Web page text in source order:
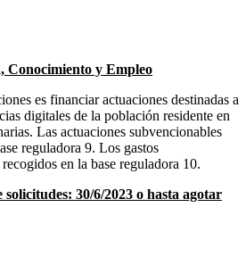
Conocimiento y Empleo
es financiar actuaciones destinadas a
digitales de la población residente en
Las actuaciones subvencionables
reguladora 9. Los gastos
en la base reguladora 10.
solicitudes: 30/6/2023 o hasta agotar